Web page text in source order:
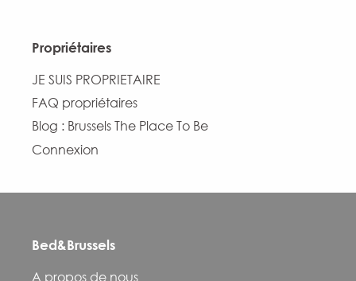
Propriétaires
JE SUIS PROPRIETAIRE
FAQ propriétaires
Blog : Brussels The Place To Be
Connexion
Bed&Brussels
A propos de nous